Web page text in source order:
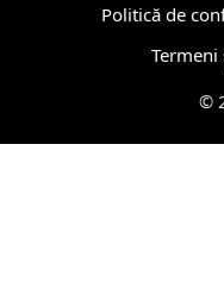
Politică de
©